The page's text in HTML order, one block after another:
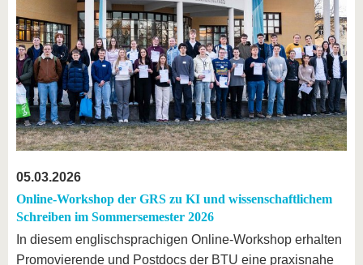
05.03.2026
Online-Workshop der GRS zu KI und wissenschaftlichem
Schreiben im Sommersemester 2026
In diesem englischsprachigen Online-Workshop erhalten
Promovierende und Postdocs der BTU eine praxisnahe